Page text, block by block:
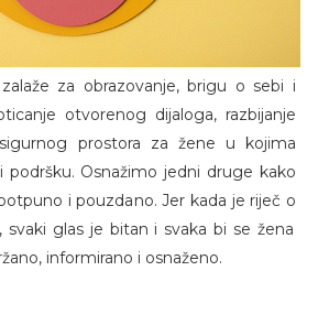
za obrazovanje, brigu o sebi i
otvorenog dijaloga, razbijanje
prostora za žene u kojima
Osnažimo jedni druge kako
i pouzdano. Jer kada je riječ o
, svaki glas je bitan i svaka bi se žena
informirano i osnaženo.